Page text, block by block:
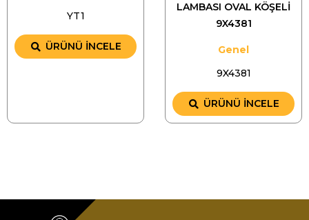
YT1
ÜRÜNÜ İNCELE
LAMBASI OVAL KÖŞELİ
9X4381
Genel
9X4381
ÜRÜNÜ İNCELE